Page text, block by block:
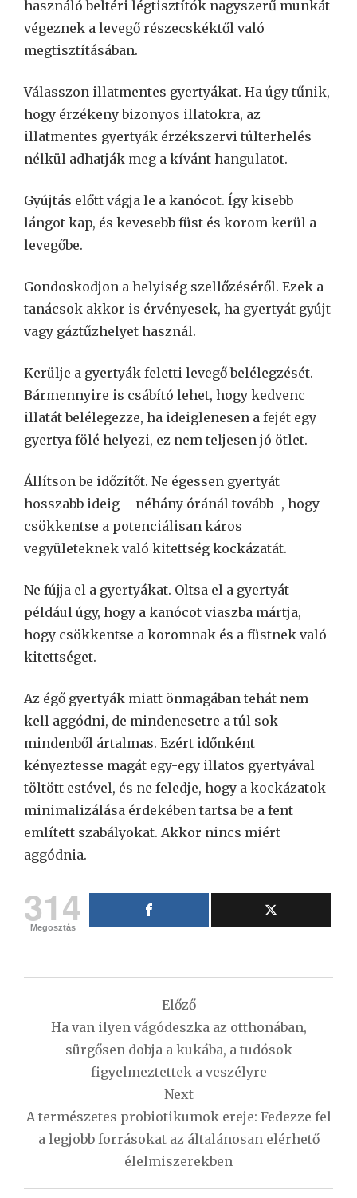
használó beltéri légtisztítók nagyszerű munkát
végeznek a levegő részecskéktől való
megtisztításában.
Válasszon illatmentes gyertyákat. Ha úgy tűnik,
hogy érzékeny bizonyos illatokra, az
illatmentes gyertyák érzékszervi túlterhelés
nélkül adhatják meg a kívánt hangulatot.
Gyújtás előtt vágja le a kanócot. Így kisebb
lángot kap, és kevesebb füst és korom kerül a
levegőbe.
Gondoskodjon a helyiség szellőzéséről. Ezek a
tanácsok akkor is érvényesek, ha gyertyát gyújt
vagy gáztűzhelyet használ.
Kerülje a gyertyák feletti levegő belélegzését.
Bármennyire is csábító lehet, hogy kedvenc
illatát belélegezze, ha ideiglenesen a fejét egy
gyertya fölé helyezi, ez nem teljesen jó ötlet.
Állítson be időzítőt. Ne égessen gyertyát
hosszabb ideig – néhány óránál tovább -, hogy
csökkentse a potenciálisan káros
vegyületeknek való kitettség kockázatát.
Ne fújja el a gyertyákat. Oltsa el a gyertyát
például úgy, hogy a kanócot viaszba mártja,
hogy csökkentse a koromnak és a füstnek való
kitettséget.
Az égő gyertyák miatt önmagában tehát nem
kell aggódni, de mindenesetre a túl sok
mindenből ártalmas. Ezért időnként
kényeztesse magát egy-egy illatos gyertyával
töltött estével, és ne feledje, hogy a kockázatok
minimalizálása érdekében tartsa be a fent
említett szabályokat. Akkor nincs miért
aggódnia.
314
Megosztás
navigáció
Előző
Ha van ilyen vágódeszka az otthonában,
sürgősen dobja a kukába, a tudósok
figyelmeztettek a veszélyre
Next
A természetes probiotikumok ereje: Fedezze fel
a legjobb forrásokat az általánosan elérhető
élelmiszerekben